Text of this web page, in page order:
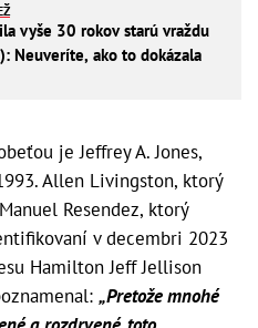
vyše 30 rokov starú vraždu
Neuveríte, ako to dokázala
je Jeffrey A. Jones,
Allen Livingston, ktorý
Resendez, ktorý
v decembri 2023
Hamilton Jeff Jellison
„Pretože mnohé